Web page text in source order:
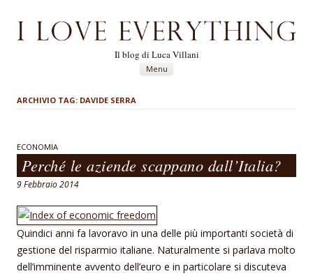
Il blog di Luca Villani
Menu
ARCHIVIO TAG: DAVIDE SERRA
ECONOMIA
Perché le aziende scappano dall’Italia?
9 Febbraio 2014
Quindici anni fa lavoravo in una delle più importanti società di
gestione del risparmio italiane. Naturalmente si parlava molto
dell’imminente avvento dell’euro e in particolare si discuteva